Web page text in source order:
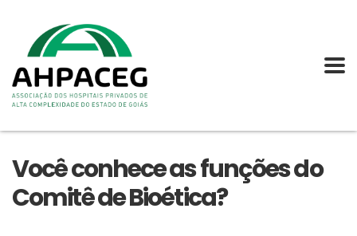
Você conhece as funções do
Comitê de Bioética?